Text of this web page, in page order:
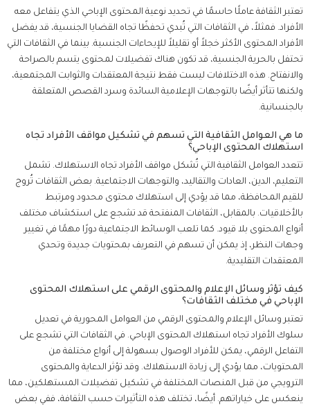
تعتبر الثقافة عاملًا حاسمًا في تحديد نوعية المحتوى الإباحي الذي يتفاعل معه
الأفراد. فمثلاً، في الثقافات التي تُبدي تحفظًا تجاه القضايا الجنسية، قد يفضل
الأفراد المحتوى الأكثر خجلاً أو تقليلاً للإيحاءات الجنسية. بينما في الثقافات التي
تحتفل بالحرية الجنسية، قد تكون هناك تفضيلات لمحتوى يتسم بالصراحة
والانفتاح. هذه الاختلافات ليست فقط نتيجة المعتقدات والثوابت المجتمعية،
ولكنها تتأثر أيضًا بالتوجهات الإعلامية السائدة وسرد القصص المتعلقة
بالجنسانية.
ما هي العوامل الثقافية التي تسهم في تشكيل مواقف الأفراد تجاه
استهلاك المحتوى الإباحي؟
تتعدد العوامل الثقافية التي تُشكل مواقف الأفراد تجاه الاستهلاك. تشمل
التعليم، الدين، العادات والتقاليد، والتوجهات الاجتماعية. بعض الثقافات تُروج
للقيم المحافظة، مما قد يؤدي إلى استهلاك محتوى محدود ومرتبط
بالأخلاقيات. بالمقابل، الثقافات المنفتحة قد تشجع على استكشاف مختلف
أنواع المحتوى بلا قيود. كما تلعب الوسائط الاجتماعية دورًا مهمًا في تغيير
وجهات النظر، إذ يمكن أن تسهم في التعريف بمحتويات جديدة وتحدي
المعتقدات التقليدية.
كيف تؤثر وسائل الإعلام والمحتوى الرقمي على استهلاك المحتوى
الإباحي في مختلف الثقافات؟
تعتبر وسائل الإعلام والمحتوى الرقمي من العوامل المحورية في تعديل
سلوك الأفراد تجاه استهلاك المحتوى الإباحي. في الثقافات التي تشجع على
التفاعل الرقمي، يمكن للأفراد الوصول بسهولة إلى أنواع مختلفة من
المحتويات، مما يؤدي إلى زيادة الاستهلاك. وقد تؤثر الدعاية والمحتوى
الترويجي من قبل المنصات المختلفة في تشكيل تفضيلات المستهلكين، مما
ينعكس على خياراتهم. أيضًا، تختلف هذه التأثيرات حسب الثقافة، ففي بعض